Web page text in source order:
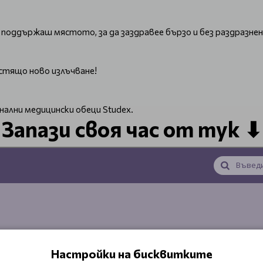
мястото, за да заздравее бързо и без
ново излъчване!
медицински обеци Studex.
Запази своя час от тук ⬇
Настройки на бисквитките